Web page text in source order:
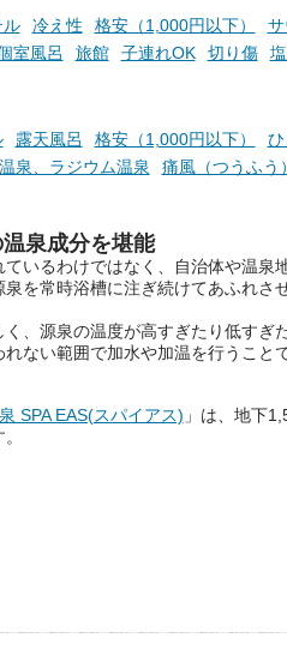
7度の高濃度
てととのえば
空の極楽、こ
併設の「JR
サム大分」に
「シティスパ
ウンできるス
てお楽しみく
───
提供元：大分
す。
ル 冷え性 格安（1,000円以下）
室風呂 旅館 子連れOK 切り傷
露天風呂 格安（1,000円以下）
泉、ラジウム温泉 痛風（つうふう）
泉成分を堪能
いるわけではなく、自治体や温泉
を常時浴槽に注ぎ続けてあふれさ
、源泉の温度が高すぎたり低すぎ
ない範囲で加水や加温を行うこと
SPA EAS(スパイアス) 」は、地下